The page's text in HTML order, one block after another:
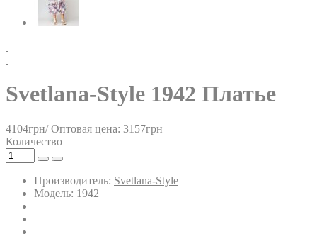
Svetlana-Style 1942 Платье
4104грн/ Оптовая цена: 3157грн
Количество
Производитель: Svetlana-Style
Модель: 1942